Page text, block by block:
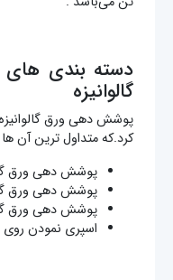
دسته بندی
گالوانیزه
پوشش دهی ورق
کرد.که متداول ترین آن ها
پوشش دهی ورق
پوشش دهی ورق
پوشش دهی ورق
اسپری نمودن روی